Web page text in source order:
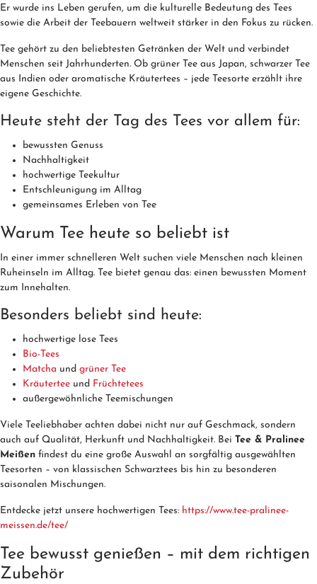
Er wurde ins Leben gerufen, um die kulturelle Bedeutung des Tees
sowie die Arbeit der Teebauern weltweit stärker in den Fokus zu rücken.
Tee gehört zu den beliebtesten Getränken der Welt und verbindet
Menschen seit Jahrhunderten. Ob grüner Tee aus Japan, schwarzer Tee
aus Indien oder aromatische Kräutertees – jede Teesorte erzählt ihre
eigene Geschichte.
Heute steht der Tag des Tees vor allem für:
bewussten Genuss
Nachhaltigkeit
hochwertige Teekultur
Entschleunigung im Alltag
gemeinsames Erleben von Tee
Warum Tee heute so beliebt ist
In einer immer schnelleren Welt suchen viele Menschen nach kleinen
Ruheinseln im Alltag. Tee bietet genau das: einen bewussten Moment
zum Innehalten.
Besonders beliebt sind heute:
hochwertige lose Tees
Bio-Tees
Matcha und grüner Tee
Kräutertee und Früchtetees
außergewöhnliche Teemischungen
Viele Teeliebhaber achten dabei nicht nur auf Geschmack, sondern
auch auf Qualität, Herkunft und Nachhaltigkeit. Bei Tee & Pralinee
Meißen findest du eine große Auswahl an sorgfältig ausgewählten
Teesorten – von klassischen Schwarztees bis hin zu besonderen
saisonalen Mischungen.
Entdecke jetzt unsere hochwertigen Tees: https://www.tee-pralinee-
meissen.de/tee/
Tee bewusst genießen – mit dem richtigen
Zubehör